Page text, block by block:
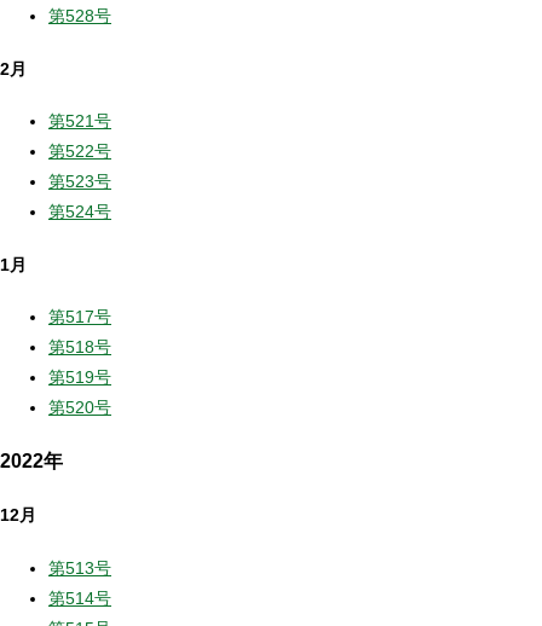
第528号
2月
第521号
第522号
第523号
第524号
1月
第517号
第518号
第519号
第520号
2022年
12月
第513号
第514号